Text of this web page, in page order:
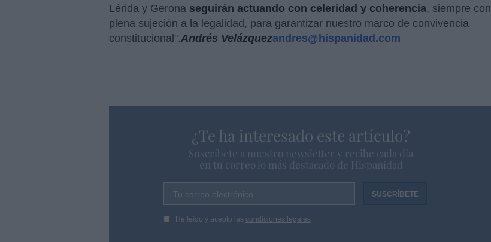
Lérida y Gerona seguirán actuando con celeridad y coherencia, siempre con
plena sujeción a la legalidad, para garantizar nuestro marco de convivencia
constitucional".Andrés Velázquezandres@hispanidad.com
¿Te ha interesado este artículo?
Suscríbete a nuestro newsletter y recibe cada dia
en tu correo lo más destacado de Hispanidad
Tu correo electrónico...
He leído y acepto las condiciones legales